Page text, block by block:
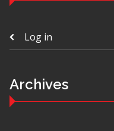
Log in
Archives